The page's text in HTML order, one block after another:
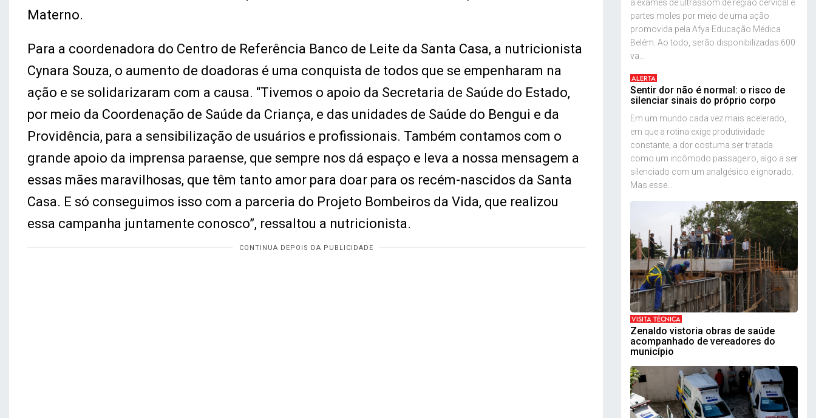
Materno.
Para a coordenadora do Centro de Referência Banco de Leite da Santa Casa, a nutricionista
Cynara Souza, o aumento de doadoras é uma conquista de todos que se empenharam na
ação e se solidarizaram com a causa. “Tivemos o apoio da Secretaria de Saúde do Estado,
por meio da Coordenação de Saúde da Criança, e das unidades de Saúde do Bengui e da
Providência, para a sensibilização de usuários e profissionais. Também contamos com o
grande apoio da imprensa paraense, que sempre nos dá espaço e leva a nossa mensagem a
essas mães maravilhosas, que têm tanto amor para doar para os recém-nascidos da Santa
Casa. E só conseguimos isso com a parceria do Projeto Bombeiros da Vida, que realizou
essa campanha juntamente conosco”, ressaltou a nutricionista.
a exames de ultrassom de região cervical e
partes moles por meio de uma ação
promovida pela Afya Educação Médica
Belém. Ao todo, serão disponibilizadas 600
va...
ALERTA
Sentir dor não é normal: o risco de
silenciar sinais do próprio corpo
Em um mundo cada vez mais acelerado,
em que a rotina exige produtividade
constante, a dor costuma ser tratada
como um incômodo passageiro, algo a ser
silenciado com um analgésico e ignorado.
Mas esse...
VISITA TÉCNICA
Zenaldo vistoria obras de saúde
acompanhado de vereadores do
município